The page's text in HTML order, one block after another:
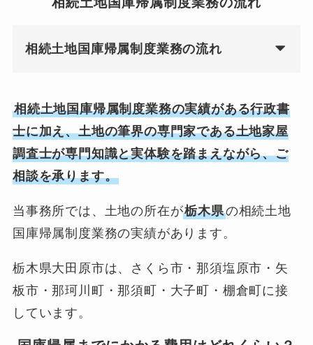
相続土地国庫帰属制度業務の流れ
相続土地国庫帰属制度業務の実績がある行政書
士に加え、土地の筆界の専門家である土地家屋
調査士が専門知識と実体験を踏まえながら、ご
相談を承ります。
当事務所では、土地の所在が栃木県の相続土地
国庫帰属制度業務の実績があります。
栃木県大田原市は、さくら市・那須塩原市・矢
板市・那珂川町・那須町・大子町・棚倉町に接
しています。